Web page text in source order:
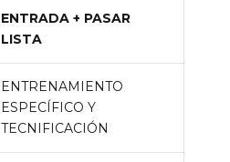
ENTRADA + PASAR
LISTA
ENTRENAMIENTO
ESPECÍFICO Y
TECNIFICACIÓN